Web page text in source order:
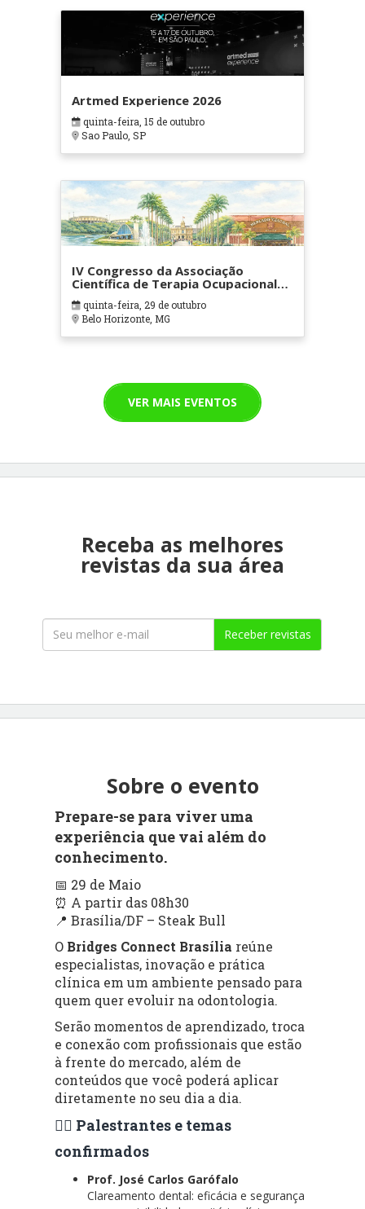
Artmed Experience 2026
quinta-feira, 15 de outubro
Sao Paulo, SP
IV Congresso da Associação
Científica de Terapia Ocupacional
em Contextos Hospitalares e
Cuidados Paliativos - ATOHOSP
quinta-feira, 29 de outubro
Belo Horizonte, MG
VER MAIS EVENTOS
Receba as melhores
revistas da sua área
Receber revistas
Sobre o evento
Prepare-se para viver uma
experiência que vai além do
conhecimento.
📅 29 de Maio
⏰ A partir das 08h30
📍 Brasília/DF – Steak Bull
O Bridges Connect Brasília reúne
especialistas, inovação e prática
clínica em um ambiente pensado para
quem quer evoluir na odontologia.
Serão momentos de aprendizado, troca
e conexão com profissionais que estão
à frente do mercado, além de
conteúdos que você poderá aplicar
diretamente no seu dia a dia.
👨‍⚕️ Palestrantes e temas
confirmados
Prof. José Carlos Garófalo
Clareamento dental: eficácia e segurança